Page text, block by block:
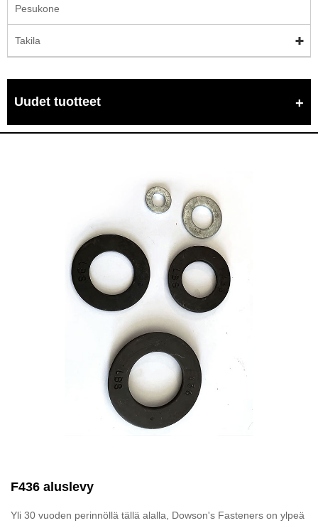
Pesukone
Takila
Uudet tuotteet
F436 aluslevy
Yli 30 vuoden perinnöllä tällä alalla, Dowson's Fasteners on ylpeä